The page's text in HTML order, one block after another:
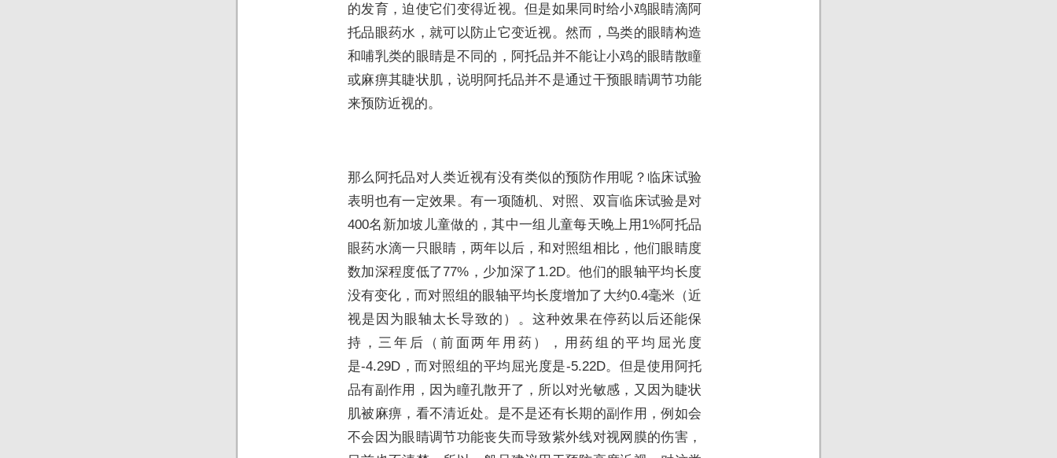
的发育，迫使它们变得近视。但是如果同时给小鸡眼睛滴阿
托品眼药水，就可以防止它变近视。然而，鸟类的眼睛构造
和哺乳类的眼睛是不同的，阿托品并不能让小鸡的眼睛散瞳
或麻痹其睫状肌，说明阿托品并不是通过干预眼睛调节功能
来预防近视的。
那么阿托品对人类近视有没有类似的预防作用呢？临床试验
表明也有一定效果。有一项随机、对照、双盲临床试验是对
400名新加坡儿童做的，其中一组儿童每天晚上用1%阿托品
眼药水滴一只眼睛，两年以后，和对照组相比，他们眼睛度
数加深程度低了77%，少加深了1.2D。他们的眼轴平均长度
没有变化，而对照组的眼轴平均长度增加了大约0.4毫米（近
视是因为眼轴太长导致的）。这种效果在停药以后还能保
持，三年后（前面两年用药），用药组的平均屈光度
是-4.29D，而对照组的平均屈光度是-5.22D。但是使用阿托
品有副作用，因为瞳孔散开了，所以对光敏感，又因为睫状
肌被麻痹，看不清近处。是不是还有长期的副作用，例如会
不会因为眼睛调节功能丧失而导致紫外线对视网膜的伤害，